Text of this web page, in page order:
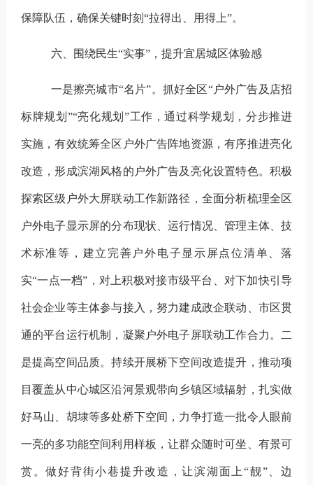
保障队伍，确保关键时刻“拉得出、用得上”。
六、围绕民生“实事”，提升宜居城区体验感
一是擦亮城市“名片”。 抓好全区“户外广告及店招
标牌规划”“亮化规划”工作 ，通过科学规划，分步推进
实施，有效统筹全区户外广告阵地资源，有序推进亮化
改造，形成滨湖风格的户外广告及亮化设置特色。积极
探索区级户外大屏联动工作新路径，全面分析梳理全区
户外电子显示屏的分布现状、运行情况、管理主体、技
术标准等，建立完善户外电子显示屏点位清单、落
实“一点一档”，对上积极对接市级平台、对下加快引导
社会企业等主体参与接入，努力建成政企联动、市区贯
通的平台运行机制，凝聚户外电子屏联动工作合力。 二
是提高空间品质。持续开展桥下空间改造提升，推动项
目覆盖从中心城区沿河景观带向乡镇区域辐射，扎实做
好马山、胡埭等多处桥下空间，力争打造一批令人眼前
一亮的多功能空间利用样板，让群众随时可坐、有景可
赏。做好背街小巷提升改造，让滨湖面上“靓”、边